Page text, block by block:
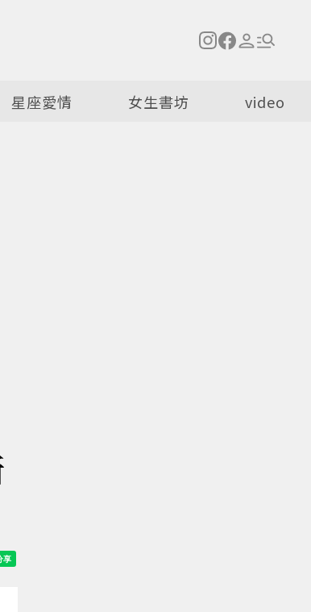
星座愛情 女生書坊 video